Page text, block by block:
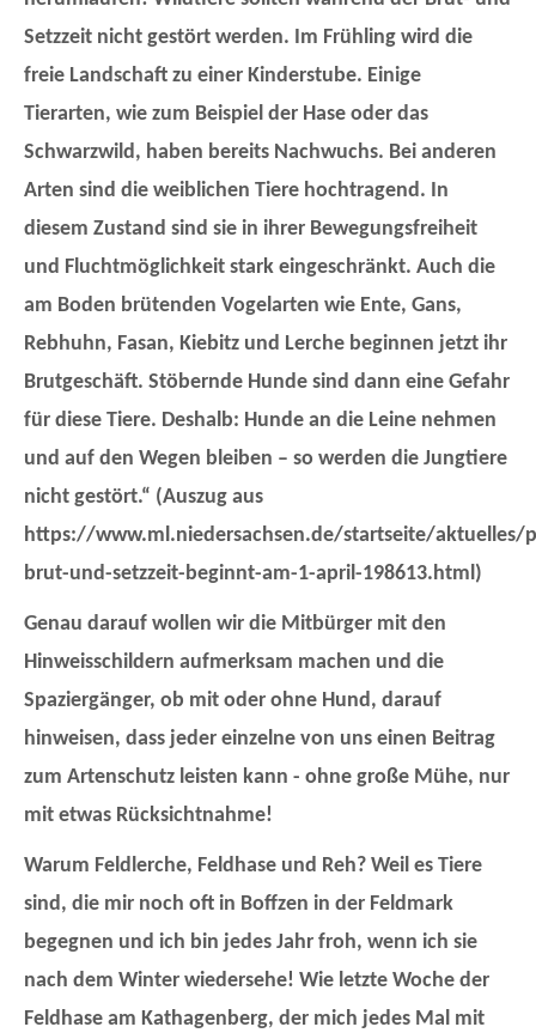
Setzzeit nicht gestört werden. Im Frühling wird die
freie Landschaft zu einer Kinderstube. Einige
Tierarten, wie zum Beispiel der Hase oder das
Schwarzwild, haben bereits Nachwuchs. Bei anderen
Arten sind die weiblichen Tiere hochtragend. In
diesem Zustand sind sie in ihrer Bewegungsfreiheit
und Fluchtmöglichkeit stark eingeschränkt. Auch die
am Boden brütenden Vogelarten wie Ente, Gans,
Rebhuhn, Fasan, Kiebitz und Lerche beginnen jetzt ihr
Brutgeschäft. Stöbernde Hunde sind dann eine Gefahr
für diese Tiere. Deshalb: Hunde an die Leine nehmen
und auf den Wegen bleiben – so werden die Jungtiere
nicht gestört.“ (Auszug aus
https://www.ml.niedersachsen.de/startseite/aktuelles/
brut-und-setzzeit-beginnt-am-1-april-198613.html)
Genau darauf wollen wir die Mitbürger mit den
Hinweisschildern aufmerksam machen und die
Spaziergänger, ob mit oder ohne Hund, darauf
hinweisen, dass jeder einzelne von uns einen Beitrag
zum Artenschutz leisten kann - ohne große Mühe, nur
mit etwas Rücksichtnahme!
Warum Feldlerche, Feldhase und Reh? Weil es Tiere
sind, die mir noch oft in Boffzen in der Feldmark
begegnen und ich bin jedes Jahr froh, wenn ich sie
nach dem Winter wiedersehe! Wie letzte Woche der
Feldhase am Kathagenberg, der mich jedes Mal mit